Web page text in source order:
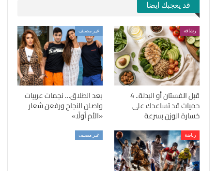
قد يعجبك ايضا
رشاقة
قبل الفستان أو البدلة.. 4
حميات قد تساعدك على
خسارة الوزن بسرعة
غير مصنف
بعد الطلاق… نجمات عربيات
واصلن النجاح ورفعن شعار
«الأم أولًا»
رياضة غير مصنف